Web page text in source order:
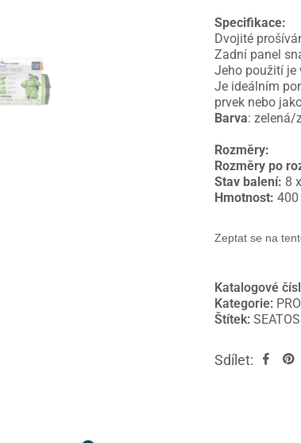
Specifikace:
Dvojité
Zadní panel
Jeho použití je
Je ideálním
prvek nebo
Barva: zelená/
Rozměry:
Rozměry po
Stav balení: 8
Hmotnost:400
Zeptat se na
Katalogové
Kategorie:
Štítek:
Sdílet: